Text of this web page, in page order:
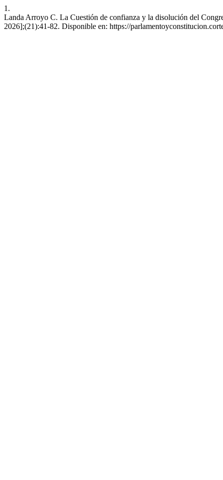
1.
Landa Arroyo C. La Cuestión de confianza y la disolución del
2026];(21):41-82. Disponible en: https://